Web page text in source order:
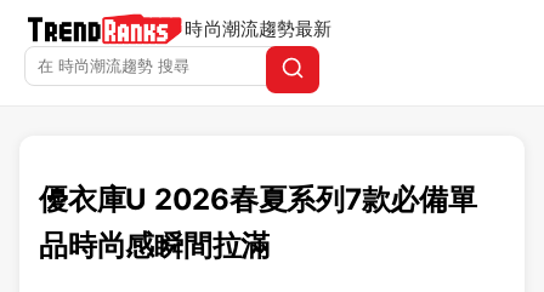
時尚潮流趨勢最新
優衣庫U 2026春夏系列7款必備單
品時尚感瞬間拉滿